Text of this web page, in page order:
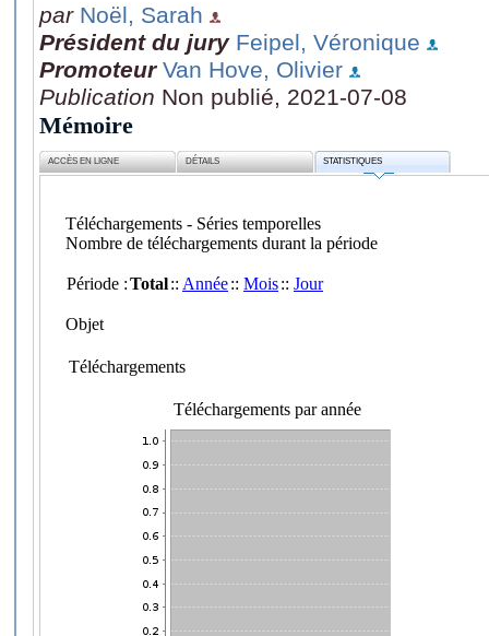
par Noël, Sarah
Président du jury Feipel, Véronique
Promoteur Van Hove, Olivier
Publication Non publié, 2021-07-08
Mémoire
ACCÈS EN LIGNE DÉTAILS STATISTIQUES